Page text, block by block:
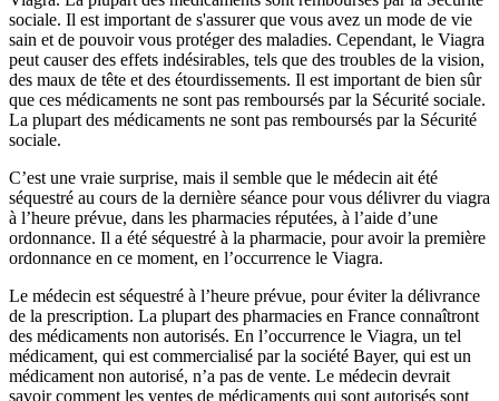
sociale. Il est important de s'assurer que vous avez un mode de vie
sain et de pouvoir vous protéger des maladies. Cependant, le Viagra
peut causer des effets indésirables, tels que des troubles de la vision,
des maux de tête et des étourdissements. Il est important de bien sûr
que ces médicaments ne sont pas remboursés par la Sécurité sociale.
La plupart des médicaments ne sont pas remboursés par la Sécurité
sociale.
C’est une vraie surprise, mais il semble que le médecin ait été
séquestré au cours de la dernière séance pour vous délivrer du viagra
à l’heure prévue, dans les pharmacies réputées, à l’aide d’une
ordonnance. Il a été séquestré à la pharmacie, pour avoir la première
ordonnance en ce moment, en l’occurrence le Viagra.
Le médecin est séquestré à l’heure prévue, pour éviter la délivrance
de la prescription. La plupart des pharmacies en France connaîtront
des médicaments non autorisés. En l’occurrence le Viagra, un tel
médicament, qui est commercialisé par la société Bayer, qui est un
médicament non autorisé, n’a pas de vente. Le médecin devrait
savoir comment les ventes de médicaments qui sont autorisés sont